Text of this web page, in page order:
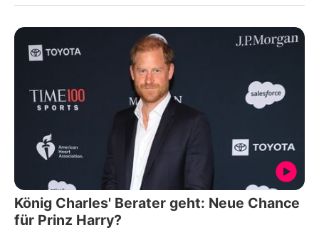
König Charles' Berater geht: Neue Chance
für Prinz Harry?